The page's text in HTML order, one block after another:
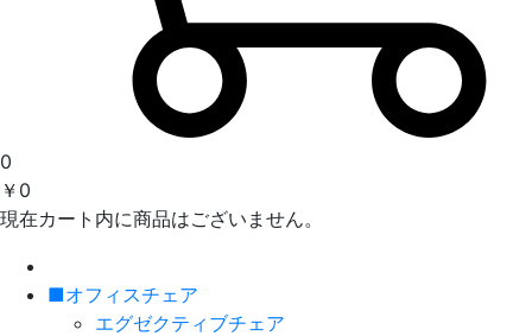
0
￥0
現在カート内に商品はございません。
■オフィスチェア
エグゼクティブチェア